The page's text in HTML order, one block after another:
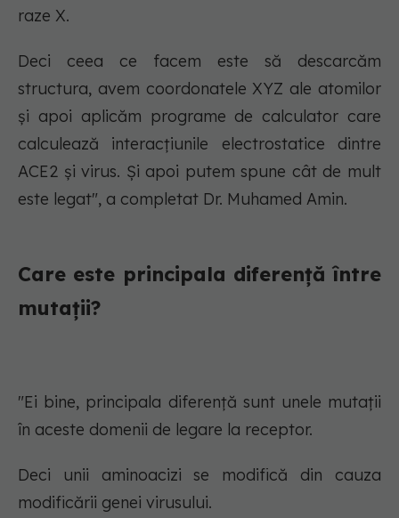
raze X.
Deci ceea ce facem este să descarcăm
structura, avem coordonatele XYZ ale atomilor
și apoi aplicăm programe de calculator care
calculează interacțiunile electrostatice dintre
ACE2 și virus. Și apoi putem spune cât de mult
este legat", a completat Dr. Muhamed Amin.
Care este principala diferență între
mutații?
"Ei bine, principala diferență sunt unele mutații
în aceste domenii de legare la receptor.
Deci unii aminoacizi se modifică din cauza
modificării genei virusului.